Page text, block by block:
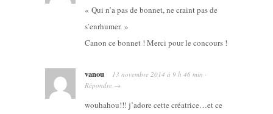
« Qui n’a pas de bonnet, ne craint pas de
s’enrhumer. »
Canon ce bonnet ! Merci pour le concours !
vanou 13 novembre 2014 à 9 h 46 min ·
Répondre →
wouhahou!!! j’adore cette créatrice…et ce